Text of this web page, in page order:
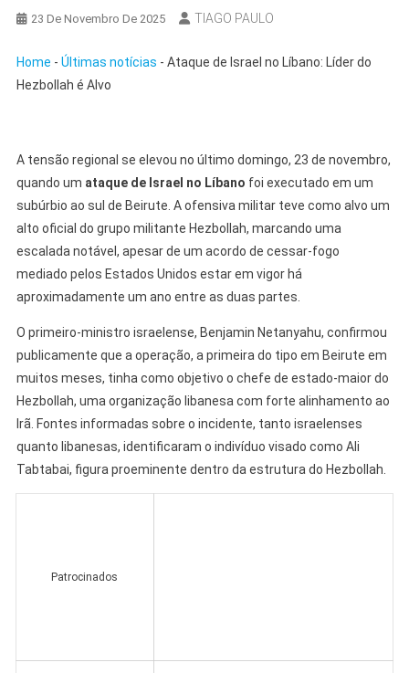
23 De Novembro De 2025 TIAGO PAULO
Home - Últimas notícias - Ataque de Israel no Líbano: Líder do
Hezbollah é Alvo
A tensão regional se elevou no último domingo, 23 de novembro,
quando um ataque de Israel no Líbano foi executado em um
subúrbio ao sul de Beirute. A ofensiva militar teve como alvo um
alto oficial do grupo militante Hezbollah, marcando uma
escalada notável, apesar de um acordo de cessar-fogo
mediado pelos Estados Unidos estar em vigor há
aproximadamente um ano entre as duas partes.
O primeiro-ministro israelense, Benjamin Netanyahu, confirmou
publicamente que a operação, a primeira do tipo em Beirute em
muitos meses, tinha como objetivo o chefe de estado-maior do
Hezbollah, uma organização libanesa com forte alinhamento ao
Irã. Fontes informadas sobre o incidente, tanto israelenses
quanto libanesas, identificaram o indivíduo visado como Ali
Tabtabai, figura proeminente dentro da estrutura do Hezbollah.
Patrocinados